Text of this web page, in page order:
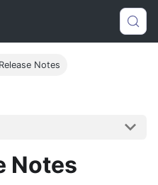
Notes
Notes